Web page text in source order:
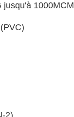
jusqu'à 1000MCM
2)